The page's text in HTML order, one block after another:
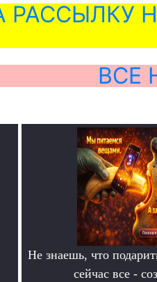
ВСЕ
Не знаешь, что
сейчас все -